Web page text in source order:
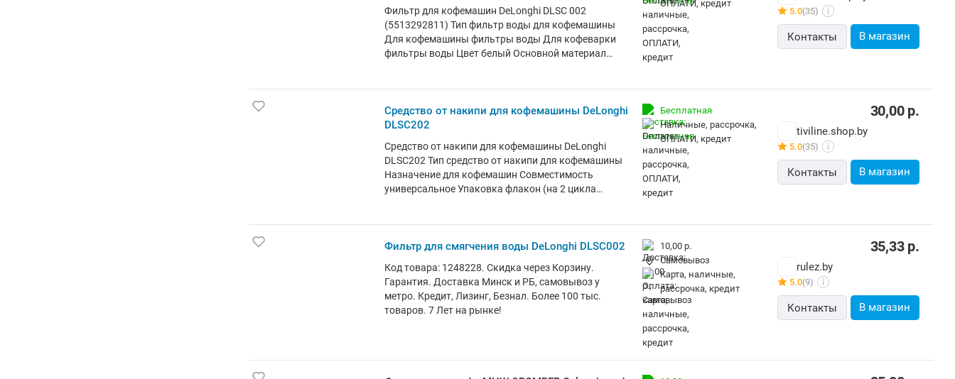
Фильтр для кофемашин DeLonghi DLSC 002
(5513292811) Тип фильтр воды для кофемашины
Для кофемашины фильтры воды Для кофеварки
фильтры воды Цвет белый Основной материал
DeLonghi EC 860, DeLonghi EC 850, DeLonghi EC 820
Назначение фильтра для воды смягчение воды,
ОПЛАТИ, кредит
5.0(35) i
Контакты В магазин
Средство от накипи для кофемашины DeLonghi
DLSC202
Средство от накипи для кофемашины DeLonghi
DLSC202 Тип средство от накипи для кофемашины
Назначение для кофемашин Совместимость
универсальное Упаковка флакон (на 2 цикла
Бесплатная
наличные, рассрочка,
ОПЛАТИ, кредит
30,00р.
tiviline.shop.by
5.0(35) i
Контакты В магазин
Фильтр для смягчения воды DeLonghi DLSC002
Код товара: 1248228. Скидка через Корзину.
Гарантия. Доставка Минск и РБ, самовывоз у
метро. Кредит, Лизинг, Безнал. Более 100 тыс.
товаров. 7 Лет на рынке!
10,00 р.
Самовывоз
карта, наличные,
рассрочка, кредит
35,33р.
rulez.by
5.0(9) i
Контакты В магазин